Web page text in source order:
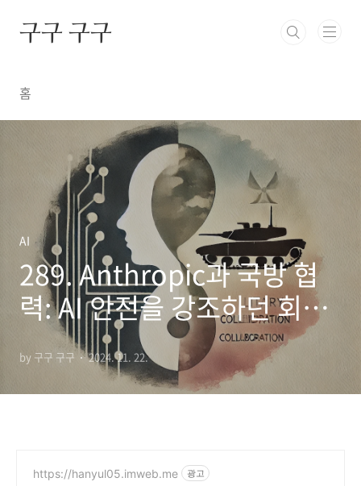
구구 구구
홈
AI
289. Anthropic과 국방 협
력: AI 안전을 강조하던 회사
의 아이러니한 행보
by 구구 구구 2024. 11. 22.
https://hanyul05.imweb.me 광고